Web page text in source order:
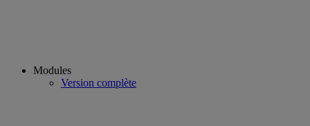
Modules
Version complète